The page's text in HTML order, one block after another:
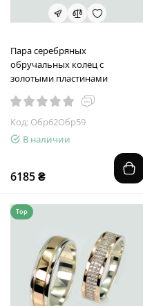
Пара серебряных
обручальных колец с
золотыми пластинами
Код: Обр62Обр59
В наличии
6185 ₴
Top